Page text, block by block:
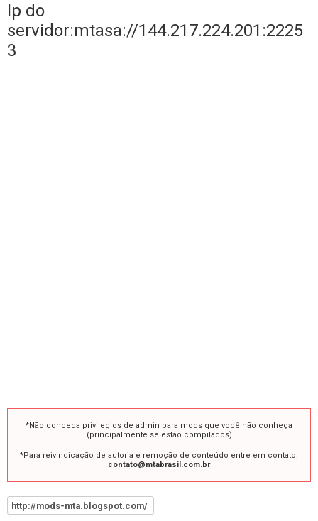
Ip do
servidor:mtasa://144.217.224.201:2225
3
*Não conceda privilegios de admin para mods que você não conheça
(principalmente se estão compilados)
*Para reivindicação de autoria e remoção de conteúdo entre em contato:
contato@mtabrasil.com.br
http://mods-mta.blogspot.com/